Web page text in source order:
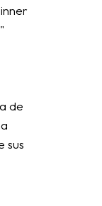
de
sus